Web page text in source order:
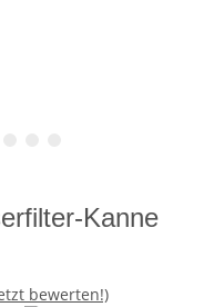
Kanne
bewerten!)